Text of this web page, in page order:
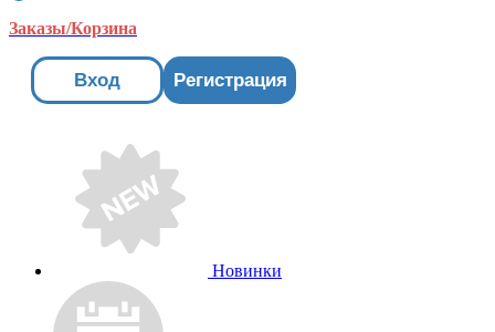
Заказы/Корзина
Вход Регистрация
Новинки